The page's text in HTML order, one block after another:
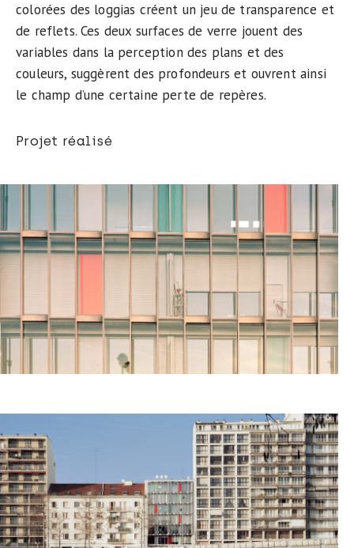
colorées des loggias créent un jeu de transparence et
de reflets. Ces deux surfaces de verre jouent des
variables dans la perception des plans et des
couleurs, suggèrent des profondeurs et ouvrent ainsi
le champ d’une certaine perte de repères.
Projet réalisé